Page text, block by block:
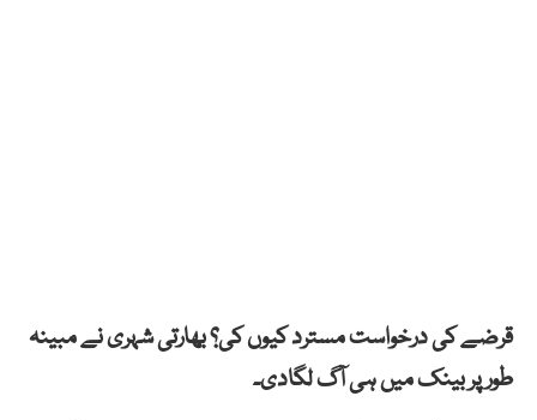
قرضےکیدرخواستمستردکیوںکی؟بھارتیشہرینےمبینہ
طورپربینکمیں ہیآگلگادی۔